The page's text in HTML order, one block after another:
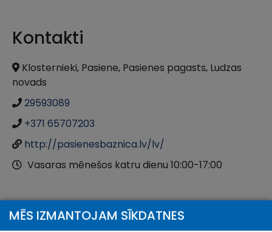
Kontakti
Klosternieki, Pasiene, Pasienes pagasts, Ludzas
novads
29593089
+371 65707203
http://pasienesbaznica.lv/lv/
Vasaras mēnešos katru dienu 10:00-17:00
Atrašanās vieta
MĒS IZMANTOJAM SĪKDATNES